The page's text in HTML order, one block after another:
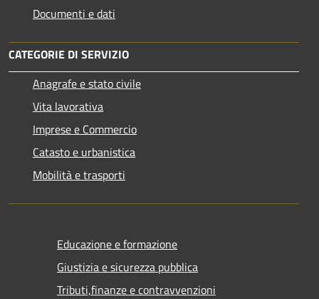
Documenti e dati
CATEGORIE DI SERVIZIO
Anagrafe e stato civile
Vita lavorativa
Imprese e Commercio
Catasto e urbanistica
Mobilità e trasporti
Educazione e formazione
Giustizia e sicurezza pubblica
Tributi,finanze e contravvenzioni